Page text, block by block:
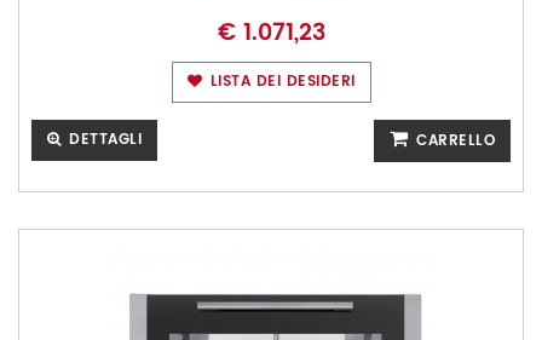
€ 1.071,23
LISTA DEI DESIDERI
DETTAGLI CARRELLO